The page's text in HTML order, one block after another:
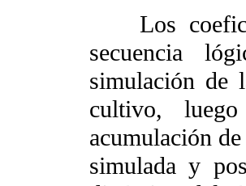
Los
secuencia
simulación de
cultivo,
acumulación
simulada y